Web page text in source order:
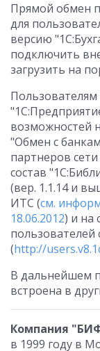
Прямой обмен
для
версию
подключить
загрузить на
возможностей
"Обмен с
партнеров
состав
(вер. 1.1.14 и
ИТС (см.
18.06.2012) и на
пользователей
(http://
В дальнейшем
встроена в
Компания
в 1999 году в